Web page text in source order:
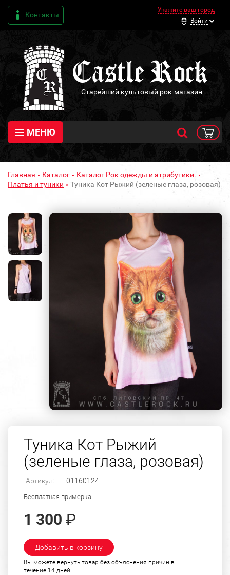
Контакты
Укажите ваш город
Войти
Старейший культовый рок-магазин
МЕНЮ
Главная Каталог
Каталог Рок одежды и атрибутики.
Платья и туники
Туника Кот Рыжий (зеленые глаза, розовая)
Туника Кот Рыжий
(зеленые глаза, розовая)
Артикул: 01160124
Бесплатная примерка
1 300 ₽
Добавить в корзину
Вы можете вернуть товар без объяснения причин в
течение 14 дней